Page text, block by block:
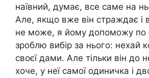
наївний, думає, все саме на
Але, якщо вже він страждає і
не може, я йому допоможу по
зроблю вибір за нього: нехай
своєї дами. Але тільки він до
хоче, у неї самої одиничка і